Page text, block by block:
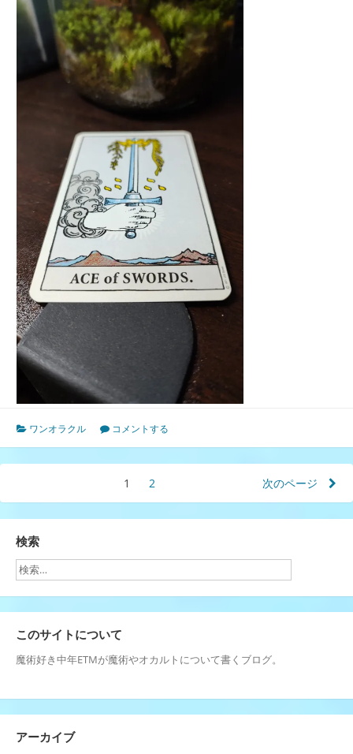
ワンオラクル コメントする
稿
の
ペ
ー
ジ
送
り
ー
ジ
1
ー
ジ
2 次のページ
検索
このサイトについて
魔術好き中年ETMが魔術やオカルトについて書くブログ。
アーカイブ